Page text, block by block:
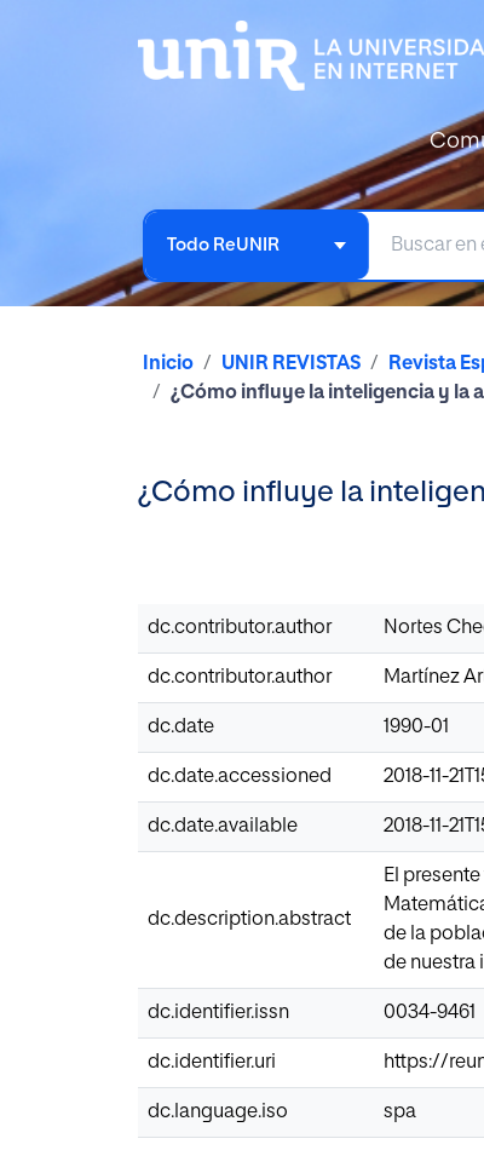
Todo ReUNIR
Inicio UNIR REVISTAS Revista
¿Cómo influye la inteligencia y la
¿Cómo influye la
dc.contributor.author Nortes
dc.contributor.author Martínez
dc.date 1990-01
dc.date.accessioned 2018-11-
dc.date.available 2018-11-
dc.description.abstract
El
de la
de nuestra
dc.identifier.issn 0034-9461
dc.identifier.uri https://
dc.language.iso spa